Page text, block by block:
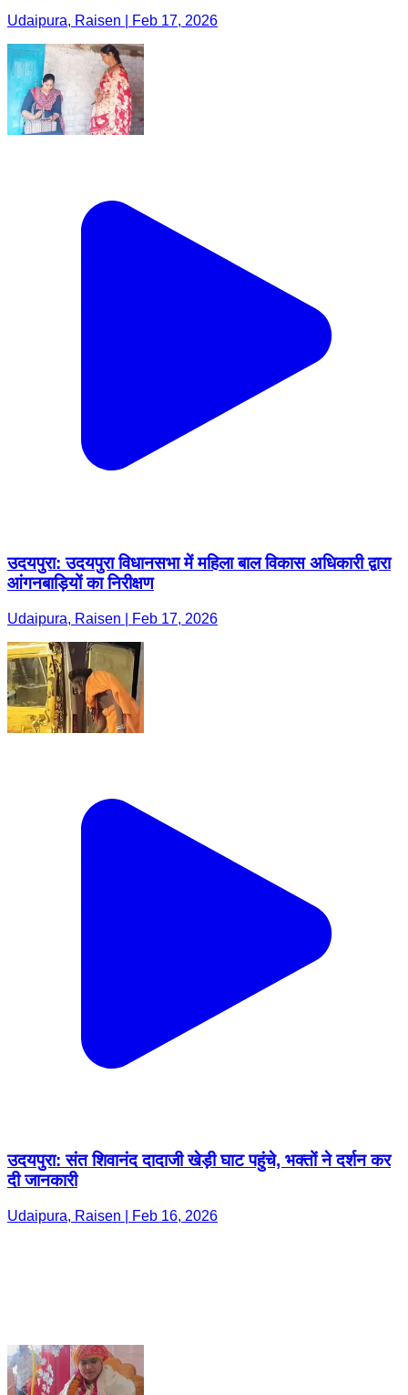
Udaipura, Raisen | Feb 17, 2026
उदयपुरा: उदयपुरा विधानसभा में महिला बाल विकास अधिकारी द्वारा
आंगनबाड़ियों का निरीक्षण
Udaipura, Raisen | Feb 17, 2026
उदयपुरा: संत शिवानंद दादाजी खेड़ी घाट पहुंचे, भक्तों ने दर्शन कर
दी जानकारी
Udaipura, Raisen | Feb 16, 2026